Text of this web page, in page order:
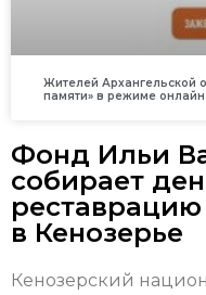
Жителей Архангельской
памяти» в режиме онлайн
Фонд Ильи
собирает
в Кенозерье
Кенозерский